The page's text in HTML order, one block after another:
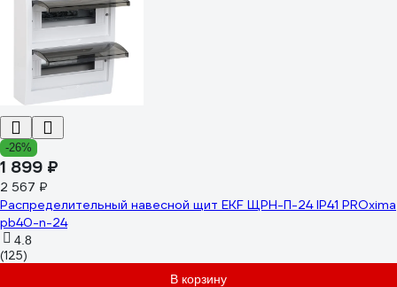
-26%
1 899 ₽
2 567 ₽
Распределительный навесной щит EKF ЩРН-П-24 IP41 PROxima
pb40-n-24
4.8
(125)
В корзину